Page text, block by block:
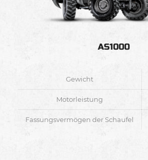
AS1000
Gewicht
Motorleistung
Fassungsvermögen der Schaufel